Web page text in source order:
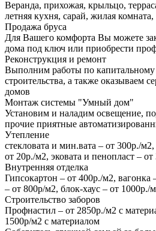
Веранда, прихожая, крыльцо,
летняя кухня, сарай, жилая
Продажа бруса
Для Вашего комфорта Вы можете
дома под ключ или приобрести
Реконструкция и ремонт
Выполним работы по капитальному
строительства, а также оказываем
домов
Монтаж системы "Умный дом"
Установим и наладим освещение,
прочие приятные
Утепление
стекловата и мин.вата – от 300р./
от 20р./м2, эковата и пенопласт –
Внутренняя отделка
Гипсокартон – от 400р./м2, вагонка
– от 800р/м2, блок-хаус – от 1000р./
Строительство заборов
Профнастил – от 2850р./м2 с
1500р/м2 с материалом